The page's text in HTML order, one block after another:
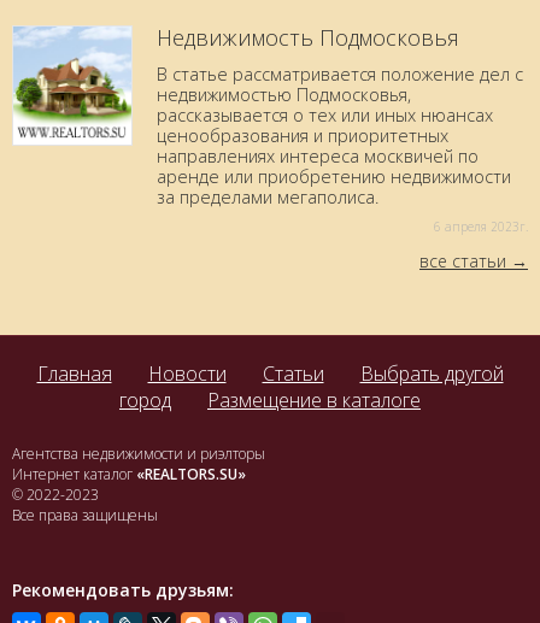
Недвижимость Подмосковья
В статье рассматривается положение дел с
недвижимостью Подмосковья,
рассказывается о тех или иных нюансах
ценообразования и приоритетных
направлениях интереса москвичей по
аренде или приобретению недвижимости
за пределами мегаполиса.
6 aпреля 2023г.
все статьи
Главная Новости Статьи
Выбрать другой
город
Размещение в каталоге
Агентства недвижимости и риэлторы
Интернет каталог «REALTORS.SU»
© 2022-2023
Все права защищены
Рекомендовать друзьям: